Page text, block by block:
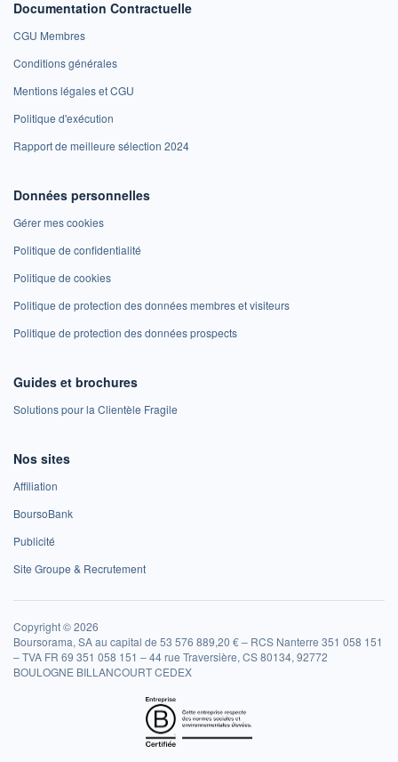
Documentation Contractuelle
CGU Membres
Conditions générales
Mentions légales et CGU
Politique d'exécution
Rapport de meilleure sélection 2024
Données personnelles
Gérer mes cookies
Politique de confidentialité
Politique de cookies
Politique de protection des données membres et visiteurs
Politique de protection des données prospects
Guides et brochures
Solutions pour la Clientèle Fragile
Nos sites
Affiliation
BoursoBank
Publicité
Site Groupe & Recrutement
Copyright © 2026
Boursorama, SA au capital de 53 576 889,20 € – RCS Nanterre 351 058 151
– TVA FR 69 351 058 151 – 44 rue Traversière, CS 80134, 92772
BOULOGNE BILLANCOURT CEDEX